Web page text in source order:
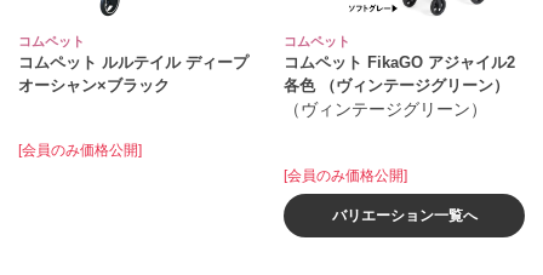
コムペット
コムペット ルルテイル ディープ
オーシャン×ブラック
[会員のみ価格公開]
コムペット
コムペット FikaGO アジャイル2
各色 （ヴィンテージグリーン）
（ヴィンテージグリーン）
[会員のみ価格公開]
バリエーション一覧へ